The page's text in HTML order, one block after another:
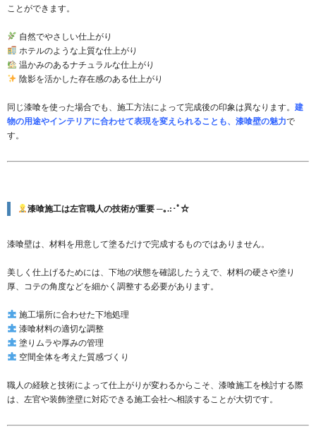
ことができます。
自然でやさしい仕上がり
ホテルのような上質な仕上がり
温かみのあるナチュラルな仕上がり
陰影を活かした存在感のある仕上がり
同じ漆喰を使った場合でも、施工方法によって完成後の印象は異なります。 建
物の用途やインテリアに合わせて表現を変えられることも、漆喰壁の魅力で
す。
漆喰施工は左官職人の技術が重要 ─｡.:･ﾟ☆
漆喰壁は、材料を用意して塗るだけで完成するものではありません。
美しく仕上げるためには、下地の状態を確認したうえで、材料の硬さや塗り
厚、コテの角度などを細かく調整する必要があります。
施工場所に合わせた下地処理
漆喰材料の適切な調整
塗りムラや厚みの管理
空間全体を考えた質感づくり
職人の経験と技術によって仕上がりが変わるからこそ、漆喰施工を検討する際
は、左官や装飾塗壁に対応できる施工会社へ相談することが大切です。